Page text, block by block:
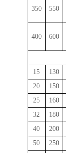
350 550
400 600
15
130
20
150
25
160
32
180
40
200
50
250